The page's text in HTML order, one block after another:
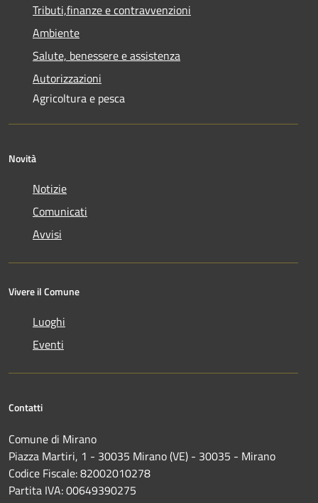
Tributi,finanze e contravvenzioni
Ambiente
Salute, benessere e assistenza
Autorizzazioni
Agricoltura e pesca
Novità
Notizie
Comunicati
Avvisi
Vivere il Comune
Luoghi
Eventi
Contatti
Comune di Mirano
Piazza Martiri, 1 - 30035 Mirano (VE) - 30035 - Mirano
Codice Fiscale: 82002010278
Partita IVA: 00649390275